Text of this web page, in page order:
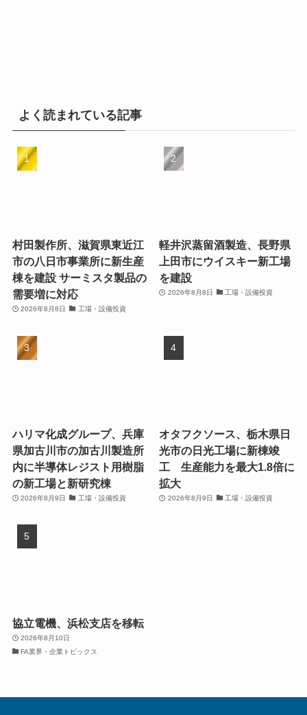
よく読まれている記事
村田製作所、滋賀県東近江
市の八日市事業所に新生産
棟を建設 サーミスタ製品の
需要増に対応
2026年8月8日 工場・設備投資
軽井沢蒸留酒製造、長野県
上田市にウイスキー新工場
を建設
2026年8月8日 工場・設備投資
ハリマ化成グループ、兵庫
県加古川市の加古川製造所
内に半導体レジスト用樹脂
の新工場と新研究棟
2026年8月9日 工場・設備投資
オタフクソース、栃木県日
光市の日光工場に新棟竣
工 生産能力を最大1.8倍に
拡大
2026年8月9日 工場・設備投資
協立電機、浜松支店を移転
2026年8月10日
FA業界・企業トピックス